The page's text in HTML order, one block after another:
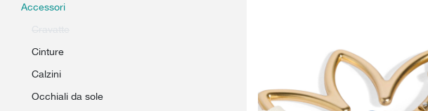
accessori
cinture
calzini
occhiali da sole